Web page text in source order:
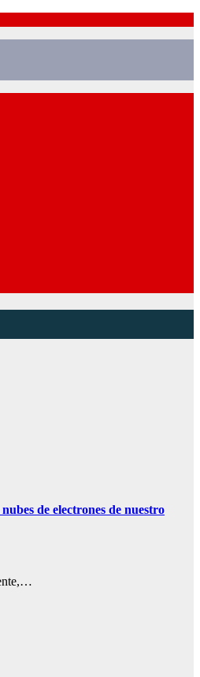
de electrones de nuestro